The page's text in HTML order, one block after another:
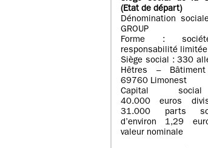
(Etatde départ)
Dénomination
GROUP
Forme :
responsabilité limitée
Siège social : 330
Hêtres –
69760 Limonest
Capital
40.000 euros
31.000 parts
d’environ 1,29
valeur nominale